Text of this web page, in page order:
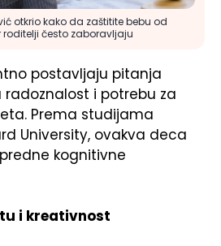
otkrio kako da zaštitite bebu od
često zaboravljaju
postavljaju pitanja
radoznalost i potrebu za
Prema studijama
University, ovakva deca
kognitivne
i kreativnost